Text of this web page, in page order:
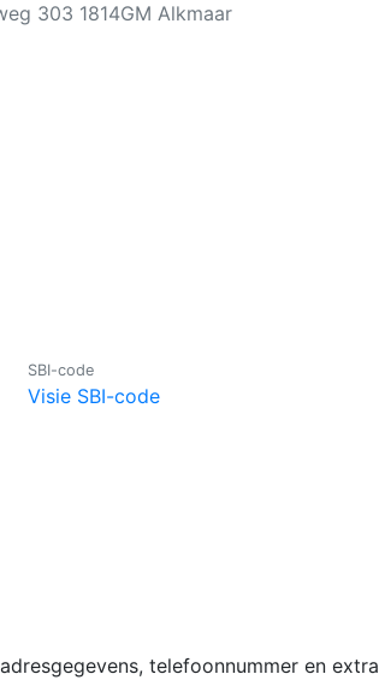
303 1814GM Alkmaar
SBI-code
Visie SBI-code
telefoonnummer en extra